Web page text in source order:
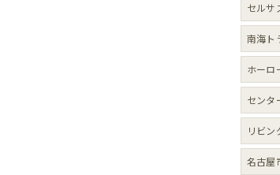
セルサ
南海ト
ホーロ
センタ
リビン
名古屋